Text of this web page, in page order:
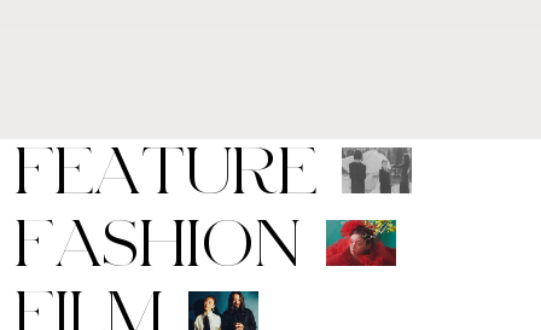
FEATURE
FASHION
FILM